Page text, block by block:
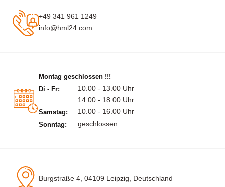
+49 341 961 1249
info@hml24.com
Montag geschlossen !!!
Di - Fr:
10.00 - 13.00 Uhr
14.00 - 18.00 Uhr
Samstag: 10.00 - 16.00 Uhr
Sonntag: geschlossen
Burgstraße 4, 04109 Leipzig, Deutschland